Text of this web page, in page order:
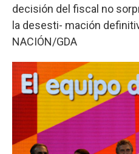
decisión del fiscal no
la desesti- mación
NACIÓN/GDA